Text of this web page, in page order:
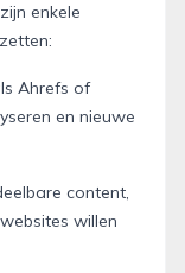
enkele
Ahrefs of
en nieuwe
content,
willen